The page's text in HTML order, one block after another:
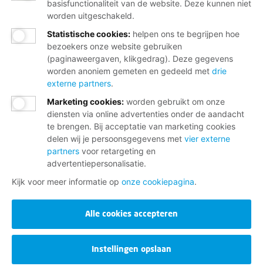
basisfunctionaliteit van de website. Deze kunnen niet
worden uitgeschakeld.
Statistische cookies: helpen ons te begrijpen hoe
bezoekers onze website gebruiken
(paginaweergaven, klikgedrag). Deze gegevens
worden anoniem gemeten en gedeeld met drie
externe partners.
Marketing cookies: worden gebruikt om onze
diensten via online advertenties onder de aandacht
te brengen. Bij acceptatie van marketing cookies
delen wij je persoonsgegevens met vier externe
partners voor retargeting en
advertentiepersonalisatie.
Kijk voor meer informatie op onze cookiepagina.
Alle cookies accepteren
Instellingen opslaan